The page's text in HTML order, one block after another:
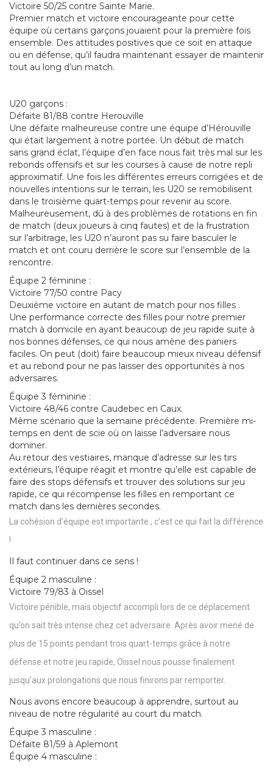
Victoire 50/25 contre Sainte Marie.
Premier match et victoire encourageante pour cette
équipe où certains garçons jouaient pour la première fois
ensemble. Des attitudes positives que ce soit en attaque
ou en défense, qu’il faudra maintenant essayer de maintenir
tout au long d’un match.
U20 garçons :
Défaite 81/88 contre Herouville
Une défaite malheureuse contre une équipe d’Hérouville
qui était largement à notre portée. Un début de match
sans grand éclat, l’équipe d’en face nous fait très mal sur les
rebonds offensifs et sur les courses à cause de notre repli
approximatif. Une fois les différentes erreurs corrigées et de
nouvelles intentions sur le terrain, les U20 se remobilisent
dans le troisième quart-temps pour revenir au score.
Malheureusement, dû à des problèmes de rotations en fin
de match (deux joueurs à cinq fautes) et de la frustration
sur l’arbitrage, les U20 n’auront pas su faire basculer le
match et ont couru derrière le score sur l’ensemble de la
rencontre.
Équipe 2 féminine :
Victoire 77/50 contre Pacy
Deuxième victoire en autant de match pour nos filles .
Une performance correcte des filles pour notre premier
match à domicile en ayant beaucoup de jeu rapide suite à
nos bonnes défenses, ce qui nous amène des paniers
faciles. On peut (doit) faire beaucoup mieux niveau défensif
et au rebond pour ne pas laisser des opportunités à nos
adversaires.
Équipe 3 féminine :
Victoire 48/46 contre Caudebec en Caux.
Même scénario que la semaine précédente. Première mi-
temps en dent de scie où on laisse l’adversaire nous
dominer.
Au retour des vestiaires, manque d’adresse sur les tirs
extérieurs, l’équipe réagit et montre qu’elle est capable de
faire des stops défensifs et trouver des solutions sur jeu
rapide, ce qui récompense les filles en remportant ce
match dans les dernières secondes.
La cohésion d’équipe est importante , c’est ce qui fait la différence
!
Il faut continuer dans ce sens !
Équipe 2 masculine :
Victoire 79/83 à Oissel
Victoire pénible, mais objectif accompli lors de ce déplacement
qu’on sait très intense chez cet adversaire. Après avoir mené de
plus de 15 points pendant trois quart-temps grâce à notre
défense et notre jeu rapide, Oissel nous pousse finalement
jusqu’aux prolongations que nous finirons par remporter.
Nous avons encore beaucoup à apprendre, surtout au
niveau de notre régularité au court du match.
Équipe 3 masculine :
Défaite 81/59 à Aplemont
Équipe 4 masculine :